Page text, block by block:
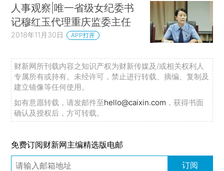
人事观察|唯一省级女纪委书
记穆红玉代理重庆监委主任
2018年11月30日 APP打开
财新网所刊载内容之知识产权为财新传媒及/或相关权利人
专属所有或持有。未经许可，禁止进行转载、摘编、复制及
建立镜像等任何使用。
如有意愿转载，请发邮件至hello@caixin.com ，获得书面
确认及授权后，方可转载。
免费订阅财新网主编精选版电邮
订阅